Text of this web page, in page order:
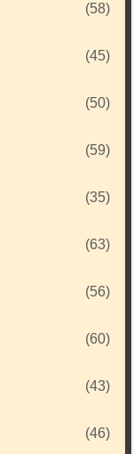
(58)
(45)
(50)
(59)
(35)
(63)
(56)
(60)
(43)
(46)